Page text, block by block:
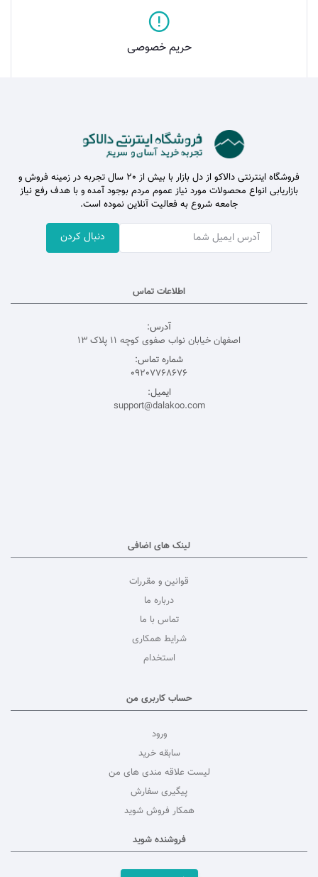
حریم خصوصی
فروشگاه اینترنتی دالاکو از دل بازار با بیش از 20 سال تجربه در زمینه فروش و
بازاریابی انواع محصولات مورد نیاز عموم مردم بوجود آمده و با هدف رفع نیاز
جامعه شروع به فعالیت آنلاین نموده است.
دنبال کردن
اطلاعات تماس
آدرس:
اصفهان خیابان نواب صفوی کوچه 11 پلاک 13
شماره تماس:
09207768676
ایمیل:
support@dalakoo.com
لینک های اضافی
قوانین و مقررات
درباره ما
تماس با ما
شرایط همکاری
استخدام
حساب کاربری من
ورود
سابقه خرید
لیست علاقه مندی های من
پیگیری سفارش
همکار فروش شوید
فروشنده شوید